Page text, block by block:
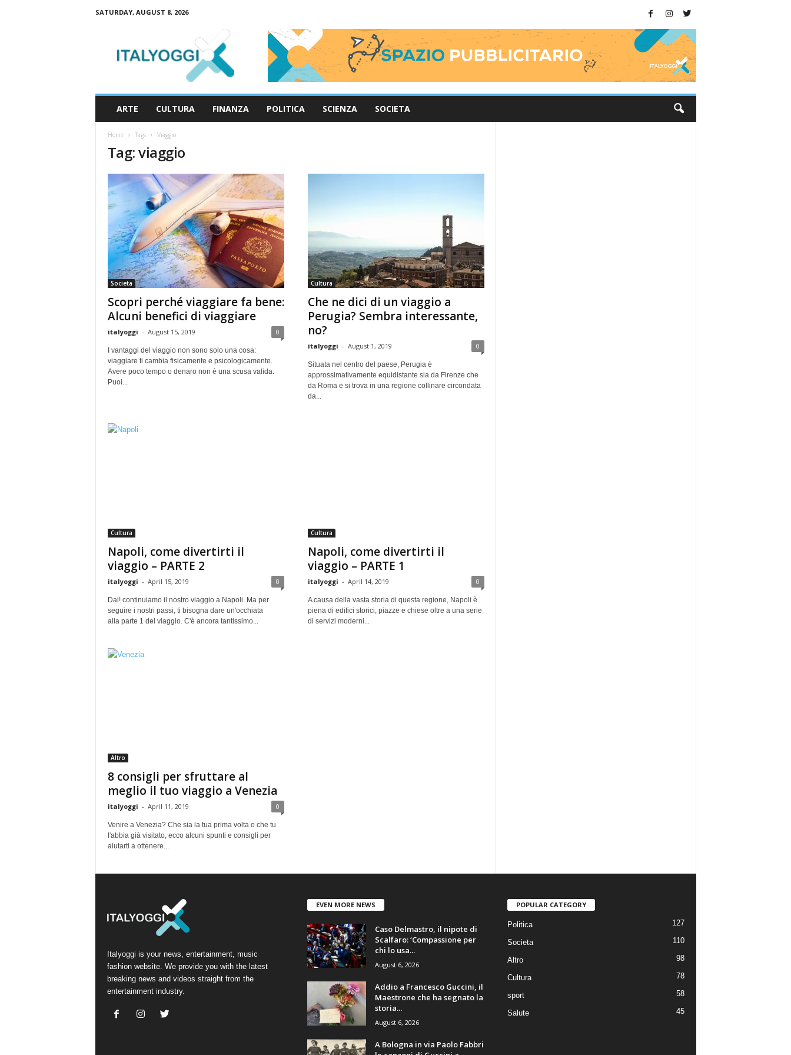
SATURDAY, AUGUST 8, 2026
ARTE CULTURA FINANZA POLITICA SCIENZA SOCIETA
Home Tags Viaggio
Tag: viaggio
Societa
Scopri perché viaggiare fa bene:
Alcuni benefici di viaggiare
italyoggi - August 15, 2019 0
I vantaggi del viaggio non sono solo una cosa:
viaggiare ti cambia fisicamente e psicologicamente.
Avere poco tempo o denaro non è una scusa valida.
Puoi...
Cultura
Che ne dici di un viaggio a
Perugia? Sembra interessante,
no?
italyoggi - August 1, 2019 0
Situata nel centro del paese, Perugia è
approssimativamente equidistante sia da Firenze che
da Roma e si trova in una regione collinare circondata
da...
Cultura
Napoli, come divertirti il
viaggio – PARTE 2
italyoggi - April 15, 2019 0
Dai! continuiamo il nostro viaggio a Napoli. Ma per
seguire i nostri passi, ti bisogna dare un'occhiata
alla parte 1 del viaggio. C'è ancora tantissimo...
Cultura
Napoli, come divertirti il
viaggio – PARTE 1
italyoggi - April 14, 2019 0
A causa della vasta storia di questa regione, Napoli è
piena di edifici storici, piazze e chiese oltre a una serie
di servizi moderni...
Altro
8 consigli per sfruttare al
meglio il tuo viaggio a Venezia
italyoggi - April 11, 2019 0
Venire a Venezia? Che sia la tua prima volta o che tu
l'abbia già visitato, ecco alcuni spunti e consigli per
aiutarti a ottenere...
Italyoggi is your news, entertainment, music
fashion website. We provide you with the latest
breaking news and videos straight from the
entertainment industry.
EVEN MORE NEWS
Caso Delmastro, il nipote di
Scalfaro: ‘Compassione per
chi lo usa...
August 6, 2026
Addio a Francesco Guccini, il
Maestrone che ha segnato la
storia...
August 6, 2026
A Bologna in via Paolo Fabbri
POPULAR CATEGORY
Politica 127
Societa 110
Altro 98
Cultura 78
sport 58
Salute 45